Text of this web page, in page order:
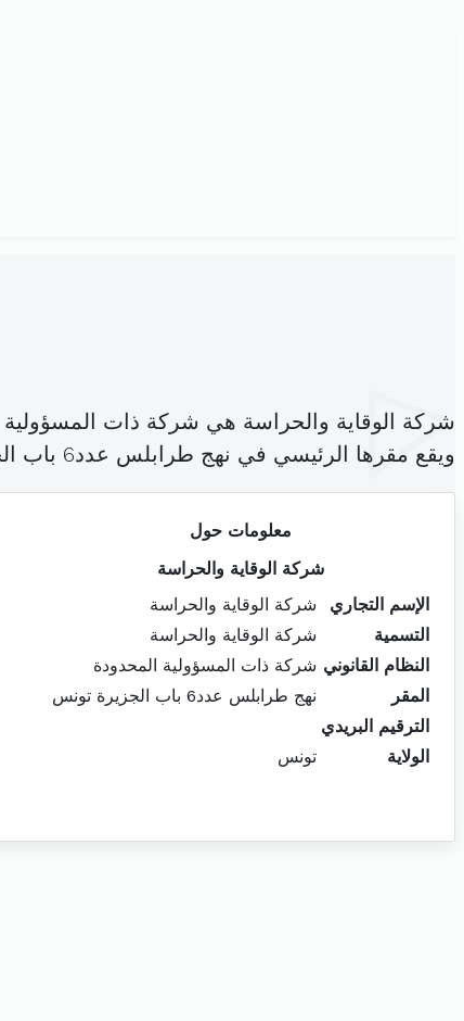
شركة الوقاية والحراسة هي شركة ذات
ويقع مقرها الرئيسي في نهج طرابلس عدد6 باب الجزيرة تونس (
معلومات حول
شركة الوقاية والحراسة
الإسم التجاري
شركة الوقاية والحراسة
التسمية
شركة الوقاية والحراسة
النظام القانوني شركة ذات المسؤولية المحدودة
المقر
نهج طرابلس عدد6 باب الجزيرة تونس
الترقيم البريدي
الولاية
تونس